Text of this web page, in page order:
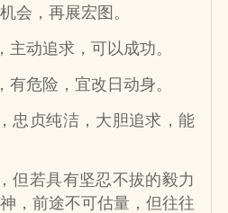
会，再展宏图。
主动追求，可以成功。
有危险，宜改日动身。
忠贞纯洁，大胆追求，能
但若具有坚忍不拔的毅力
，前途不可估量，但往往